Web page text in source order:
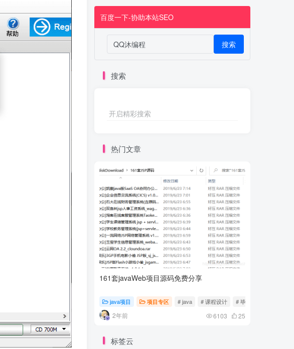
百度一下-协助本站SEO
搜索
搜索
开启精彩搜索
热门文章
161套javaWeb项目源码免费分享
java项目 项目专区 # java # 课程设计 # 毕业设计
2年前 6103 25
标签云